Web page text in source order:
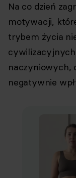
Na co dzień
motywacji,
trybem życia
naczyniowych,
negatywnie